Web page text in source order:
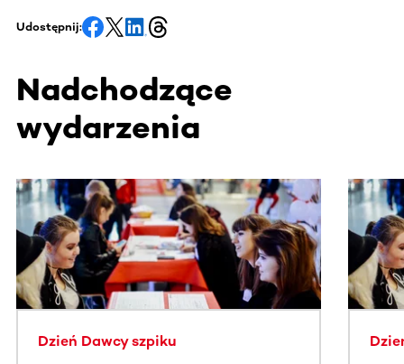
Udostępnij:
Nadchodzące
wydarzenia
Ta sekcja zawiera treści przewijane w poziomie. Użyj
Dzień Dawcy szpiku